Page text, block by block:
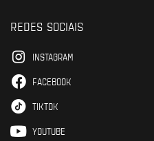
REDES SOCIAIS
INSTAGRAM
FACEBOOK
TIKTOK
YOUTUBE